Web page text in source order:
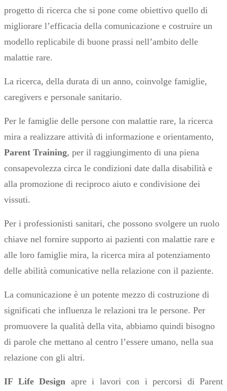
progetto di ricerca che si pone come obiettivo quello di
migliorare l’efficacia della comunicazione e costruire un
modello replicabile di buone prassi nell’ambito delle
malattie rare.
La ricerca, della durata di un anno, coinvolge famiglie,
caregivers e personale sanitario.
Per le famiglie delle persone con malattie rare, la ricerca
mira a realizzare attività di informazione e orientamento,
Parent Training, per il raggiungimento di una piena
consapevolezza circa le condizioni date dalla disabilità e
alla promozione di reciproco aiuto e condivisione dei
vissuti.
Per i professionisti sanitari, che possono svolgere un ruolo
chiave nel fornire supporto ai pazienti con malattie rare e
alle loro famiglie mira, la ricerca mira al potenziamento
delle abilità comunicative nella relazione con il paziente.
La comunicazione è un potente mezzo di costruzione di
significati che influenza le relazioni tra le persone. Per
promuovere la qualità della vita, abbiamo quindi bisogno
di parole che mettano al centro l’essere umano, nella sua
relazione con gli altri.
IF Life Design apre i lavori con i percorsi di Parent